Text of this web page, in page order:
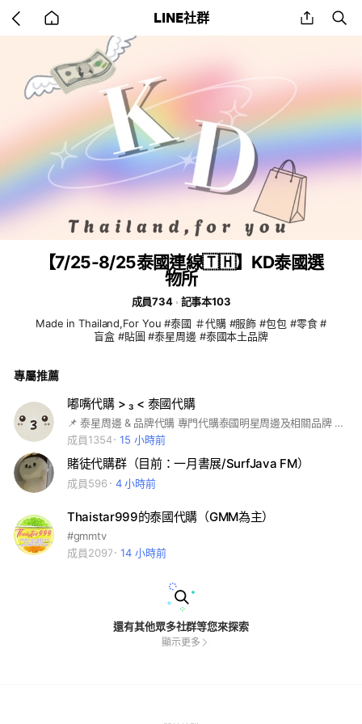
back
to
home
LINE社群 share
【7/25-8/25泰國連線🇹🇭】KD泰國選
物所
成員734
記事本103
Made in Thailand,For You #泰國 ＃代購 #服飾 #包包 #零食 #
盲盒 #貼圖 #泰星周邊 #泰國本土品牌
專屬推薦
嘟嘴代購 > ₃ < 泰國代購
📌 泰星周邊 & 品牌代購 專門代購泰國明星周邊及相關品牌 ✨️ 如有其他泰國商品需求，歡迎私訊詢問！📩 由 @wen.meowmeow & @lovefilter_2023 營運
成員1354
15 小時前
賭徒代購群（目前：一月書展/SurfJava FM）
成員596 4 小時前
Thaistar999的泰國代購（GMM為主）
#gmmtv
成員2097
14 小時前
還有其他眾多社群等您來探索
顯示更多